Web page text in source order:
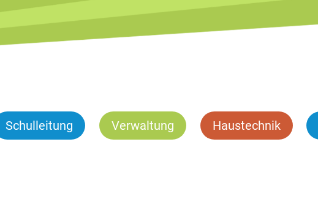
Schulleitung Verwaltung Haustechnik